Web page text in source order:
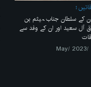
کے سلطان جناب ہیثم بن
آل سعید اور ان کے وفد ‏سے